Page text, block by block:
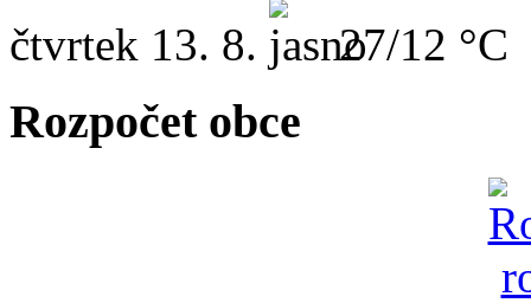
čtvrtek 13. 8. 27/12 °C
Rozpočet obce